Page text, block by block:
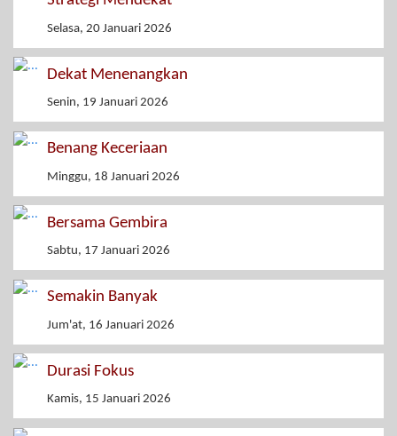
Selasa, 20 Januari 2026
Dekat Menenangkan
Senin, 19 Januari 2026
Benang Keceriaan
Minggu, 18 Januari 2026
Bersama Gembira
Sabtu, 17 Januari 2026
Semakin Banyak
Jum'at, 16 Januari 2026
Durasi Fokus
Kamis, 15 Januari 2026